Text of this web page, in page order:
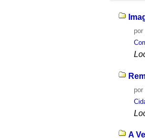
por
por
A